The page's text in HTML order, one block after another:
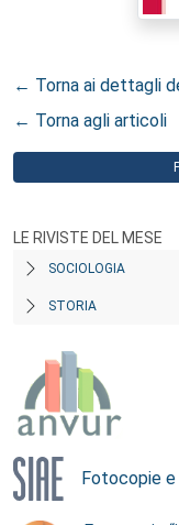
← Torna ai dettagli
← Torna agli articoli
LE RIVISTE DEL MESE
SOCIOLOGIA
STORIA
Fotocopie e